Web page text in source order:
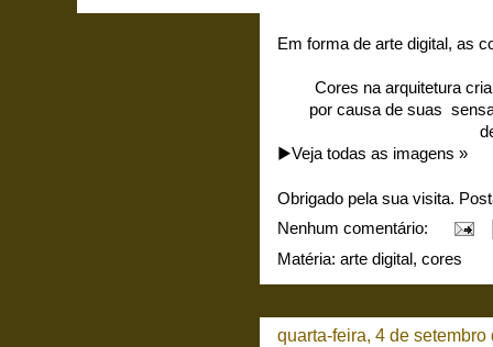
Em forma de arte digital, as
Cores na arquitetura
por causa de suas
▶️Veja todas as imagens »
Obrigado pela sua visita.
Nenhum comentário:
Matéria: arte digital , cores
quarta-feira, 4 de setembro